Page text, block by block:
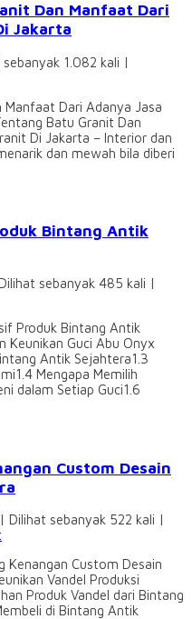
Dan Manfaat Dari
Jakarta
1.082 kali |
Dari Adanya Jasa
Batu Granit Dan
Di Jakarta – Interior dan
dan mewah bila diberi
Bintang Antik
sebanyak 485 kali |
Produk Bintang Antik
Keunikan Guci Abu Onyx
Antik Sejahtera1.3
Mengapa Memilih
dalam Setiap Guci1.6
Custom Desain
Dilihat sebanyak 522 kali |
Kenangan Custom Desain
Vandel Produksi
Produk Vandel dari Bintang
di Bintang Antik